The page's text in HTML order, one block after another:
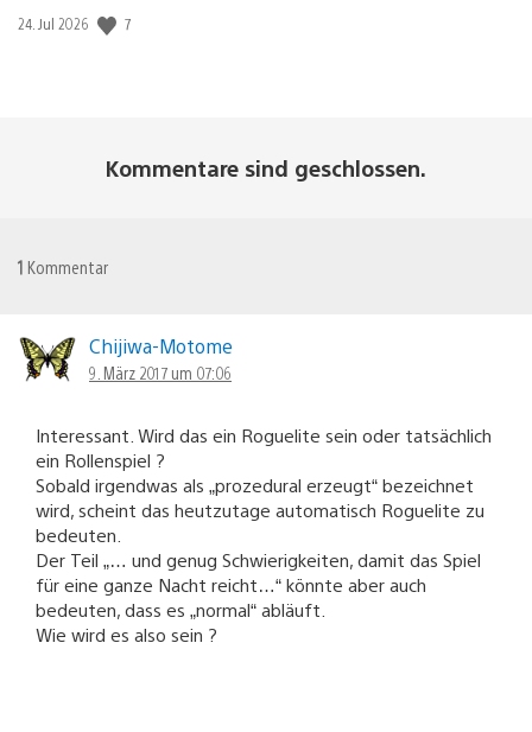
Veröffentlichungsdatum:
24. Jul 2026 7
Kommentare sind geschlossen.
1 Kommentar
Chijiwa-Motome
9. März 2017 um 07:06
Interessant. Wird das ein Roguelite sein oder tatsächlich
ein Rollenspiel ?
Sobald irgendwas als „prozedural erzeugt“ bezeichnet
wird, scheint das heutzutage automatisch Roguelite zu
bedeuten.
Der Teil „… und genug Schwierigkeiten, damit das Spiel
für eine ganze Nacht reicht…“ könnte aber auch
bedeuten, dass es „normal“ abläuft.
Wie wird es also sein ?